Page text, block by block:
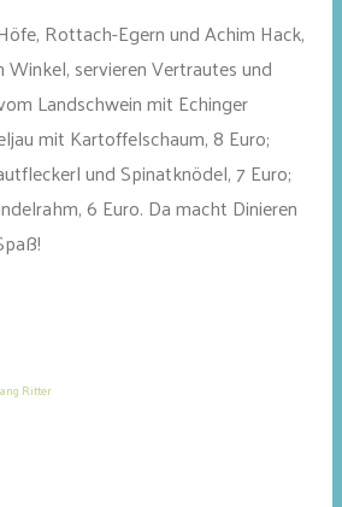
Rottach-Egern und Achim Hack,
servieren Vertrautes und
Landschwein mit Echinger
mit Kartoffelschaum, 8 Euro;
und Spinatknödel, 7 Euro;
6 Euro. Da macht Dinieren
Ritter